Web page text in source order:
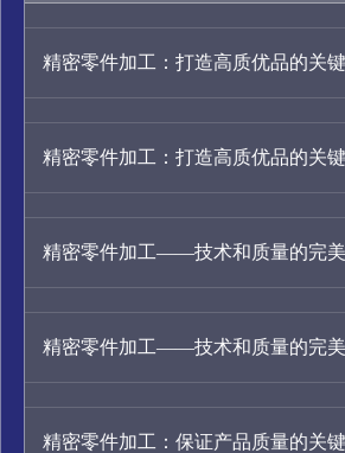
精密零件加工：打造高质优品的关键
精密零件加工：打造高质优品的关键
精密零件加工——技术和质量的完
精密零件加工——技术和质量的完
精密零件加工：保证产品质量的关键